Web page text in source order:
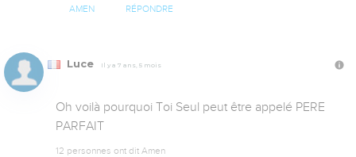
AMEN RÉPONDRE
Luce Il y a 7 ans, 5 mois
Oh voilà pourquoi Toi Seul peut être appelé PERE
PARFAIT
12 personnes ont dit Amen